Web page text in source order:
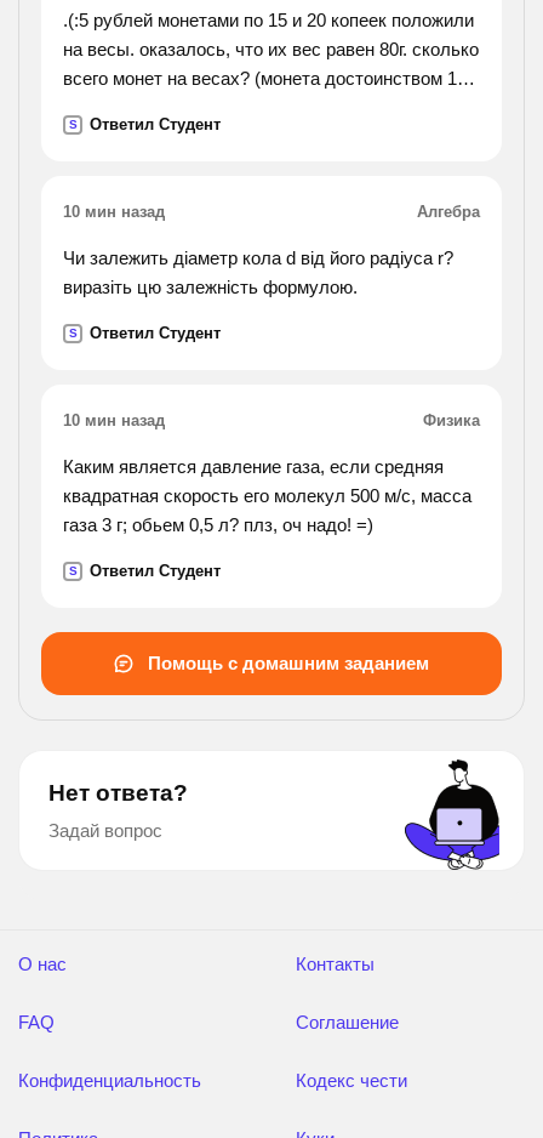
.(:5 рублей монетами по 15 и 20 копеек положили
на весы. оказалось, что их вес равен 80г. сколько
всего монет на весах? (монета достоинством 15
3г)).
S Ответил Студент
10 мин назад Алгебра
Чи залежить діаметр кола d від його радіуса r?
виразіть цю залежність формулою.
S Ответил Студент
10 мин назад Физика
Каким является давление газа, если средняя
квадратная скорость его молекул 500 м/с, масса
газа 3 г; обьем 0,5 л? плз, оч надо! =)
S Ответил Студент
Помощь с домашним заданием
Нет ответа?
Задай вопрос
О нас
FAQ
Конфиденциальность
Контакты
Соглашение
Кодекс чести